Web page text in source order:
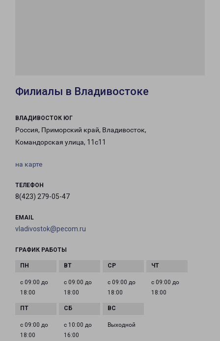
Филиалы в Владивостоке
ВЛАДИВОСТОК ЮГ
Россия, Приморский край, Владивосток,
Командорская улица, 11с11
на карте
ТЕЛЕФОН
8(423) 279-05-47
EMAIL
vladivostok@pecom.ru
ГРАФИК РАБОТЫ
с 09:00 до
18:00
с 09:00 до
18:00
с 09:00 до
18:00
с 09:00 до
18:00
с 09:00 до
18:00
с 10:00 до
16:00
Выходной